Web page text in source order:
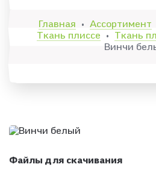
Главная • Ассортимент
Ткань плиссе • Ткань
Винчи
Файлы для скачивания